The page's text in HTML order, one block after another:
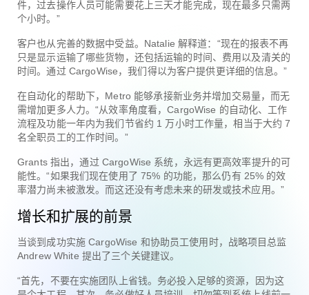
件，过去操作人员可能需要花上三天才能完成，现在最多只需两
个小时。”
客户也从完善的数据中受益。Natalie 解释道：“现在的报表不再
只是显示运输了哪些货物，还包括运输的时间、费用以及清关的
时间。通过 CargoWise，我们得以为客户提供更详细的信息。”
在自动化的帮助下，Metro 能够承接新业务并增加交易量，而无
需增加更多人力。“从效率角度看，CargoWise 的自动化、工作
流程及功能一年内为我们节省约 1 万小时工作量，相当于大约 7
名全职员工的工作时间。”
Grants 指出，通过 CargoWise 系统，永远有更高效率提升的可
能性。“如果我们现在使用了 75% 的功能，那么仍有 25% 的效
率潜力尚未被激发。而这还没有考虑未来的研发或技术应用。”
增长和扩展的前景
当谈到成功实施 CargoWise 和协助员工使用时，战略项目总监
Andrew White 提出了三个关键建议。
“首先，不要在实施团队上省钱。务必投入足够的资源，因为这